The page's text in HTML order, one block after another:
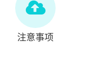
注意事项